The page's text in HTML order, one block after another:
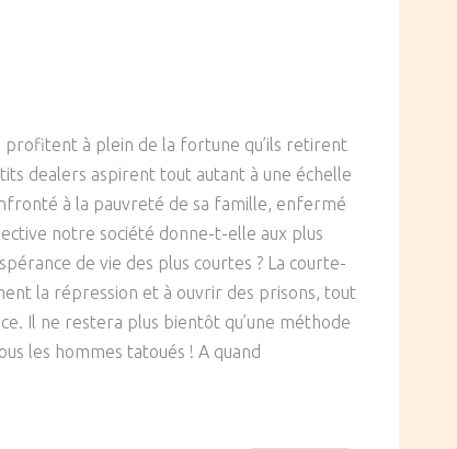
profitent à plein de la fortune qu’ils retirent
dealers aspirent tout autant à une échelle
à la pauvreté de sa famille, enfermé
notre société donne-t-elle aux plus
de vie des plus courtes ? La courte-
la répression et à ouvrir des prisons, tout
Il ne restera plus bientôt qu’une méthode
les hommes tatoués ! A quand